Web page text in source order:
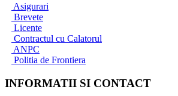
Asigurari
Brevete
Licente
Contractul cu Calatorul
ANPC
Politia de Frontiera
INFORMATII SI CONTACT